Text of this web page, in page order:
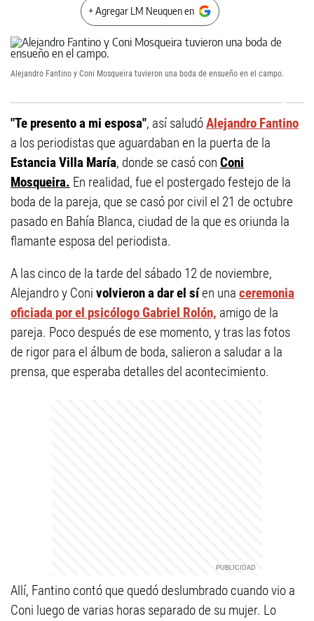
+ Agregar LM Neuquen en
Alejandro Fantino y Coni Mosqueira tuvieron una boda de ensueño en el campo.
"Te presento a mi esposa", así saludóAlejandro Fantino
a los periodistas que aguardaban en la puerta de la
Estancia Villa María, donde se casó con Coni
Mosqueira. En realidad, fue el postergado festejo de la
boda de la pareja, que se casó por civil el 21 de octubre
pasado en Bahía Blanca, ciudad de la que es oriunda la
flamante esposa del periodista.
A las cinco de la tarde del sábado 12 de noviembre,
Alejandro y Coni volvieron a dar el síen una ceremonia
oficiada por el psicólogo Gabriel Rolón, amigo de la
pareja. Poco después de ese momento, y tras las fotos
de rigor para el álbum de boda, salieron a saludar a la
prensa, que esperaba detalles del acontecimiento.
Allí, Fantino contó que quedó deslumbrado cuando vio a
Coni luego de varias horas separado de su mujer. Lo